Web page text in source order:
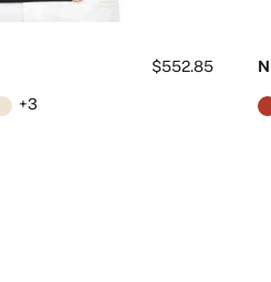
$552.85
+3